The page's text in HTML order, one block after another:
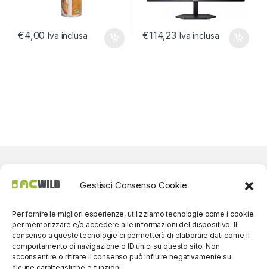
Gestisci Consenso Cookie
Per fornire le migliori esperienze, utilizziamo tecnologie come i cookie
per memorizzare e/o accedere alle informazioni del dispositivo. Il
consenso a queste tecnologie ci permetterà di elaborare dati come il
comportamento di navigazione o ID unici su questo sito. Non
acconsentire o ritirare il consenso può influire negativamente su
€4,00 Iva inclusa €114,23 Iva inclusa